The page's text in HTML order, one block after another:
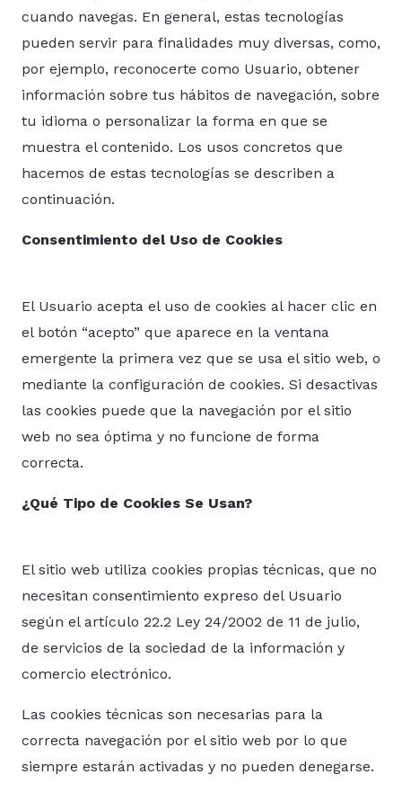
cuando navegas. En general, estas tecnologías
pueden servir para finalidades muy diversas, como,
por ejemplo, reconocerte como Usuario, obtener
información sobre tus hábitos de navegación, sobre
tu idioma o personalizar la forma en que se
muestra el contenido. Los usos concretos que
hacemos de estas tecnologías se describen a
continuación.
Consentimiento del Uso de Cookies
El Usuario acepta el uso de cookies al hacer clic en
el botón “acepto” que aparece en la ventana
emergente la primera vez que se usa el sitio web, o
mediante la configuración de cookies. Si desactivas
las cookies puede que la navegación por el sitio
web no sea óptima y no funcione de forma
correcta.
¿Qué Tipo de Cookies Se Usan?
El sitio web utiliza cookies propias técnicas, que no
necesitan consentimiento expreso del Usuario
según el artículo 22.2 Ley 24/2002 de 11 de julio,
de servicios de la sociedad de la información y
comercio electrónico.
Las cookies técnicas son necesarias para la
correcta navegación por el sitio web por lo que
siempre estarán activadas y no pueden denegarse.